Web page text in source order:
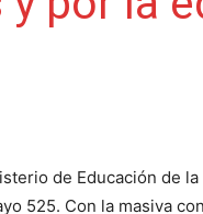
de Educación de
525. Con la masiva